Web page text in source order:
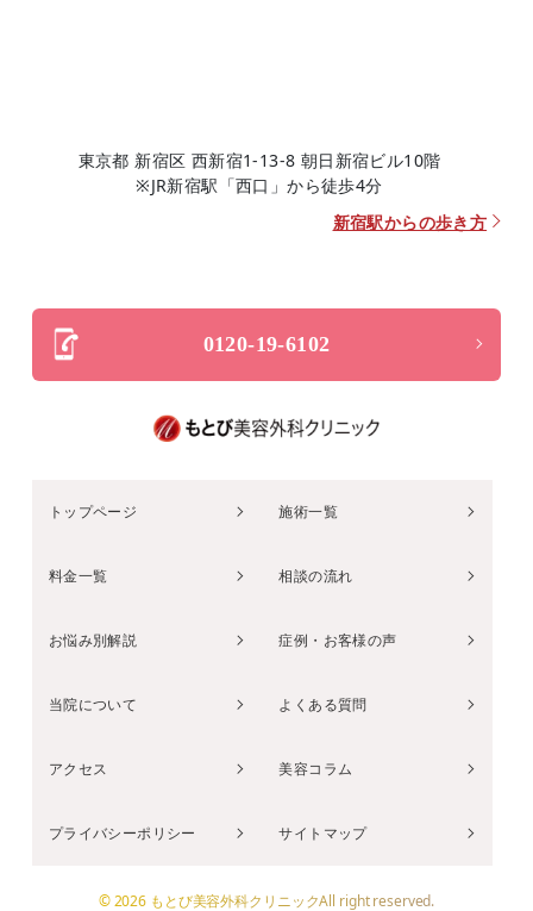
東京都 新宿区 西新宿1-13-8 朝日新宿ビル10階
※JR新宿駅「西口」から徒歩4分
新宿駅からの歩き方
0120-19-6102
トップページ 施術一覧
料金一覧 相談の流れ
お悩み別解説 症例・お客様の声
当院について よくある質問
アクセス 美容コラム
プライバシーポリシー サイトマップ
© 2026 もとび美容外科クリニックAll right reserved.